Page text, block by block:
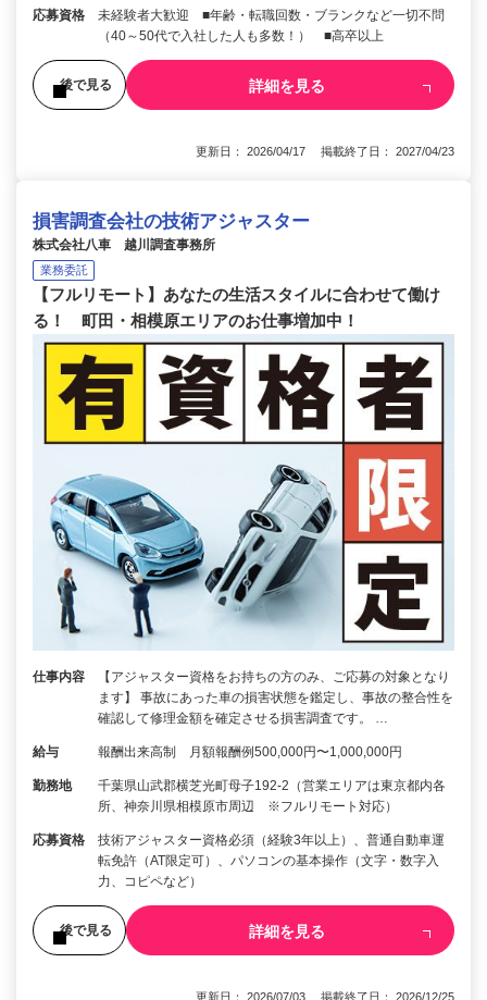
応募資格
未経験者大歓迎 ■年齢・転職回数・ブランクなど一切不問
（40～50代で入社した人も多数！） ■高卒以上
後で見る 詳細を見る
更新日： 2026/04/17 掲載終了日： 2027/04/23
損害調査会社の技術アジャスター
株式会社八車 越川調査事務所
業務委託
【フルリモート】あなたの生活スタイルに合わせて働け
る！ 町田・相模原エリアのお仕事増加中！
仕事内容
【アジャスター資格をお持ちの方のみ、ご応募の対象となり
ます】 事故にあった車の損害状態を鑑定し、事故の整合性を
確認して修理金額を確定させる損害調査です。 …
給与 報酬出来高制 月額報酬例500,000円〜1,000,000円
勤務地
千葉県山武郡横芝光町母子192-2（営業エリアは東京都内各
所、神奈川県相模原市周辺 ※フルリモート対応）
応募資格
技術アジャスター資格必須（経験3年以上）、普通自動車運
転免許（AT限定可）、パソコンの基本操作（文字・数字入
力、コピペなど）
後で見る 詳細を見る
更新日： 2026/07/03 掲載終了日： 2026/12/25